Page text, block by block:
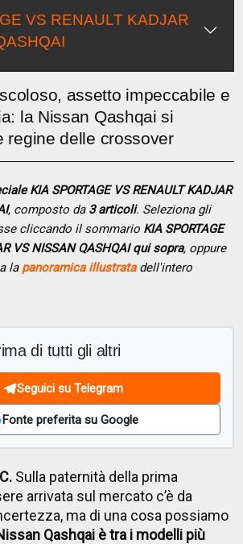
VS RENAULT KADJAR
assetto impeccabile e
la Nissan Qashqai si
regine delle crossover
KIA SPORTAGE VS RENAULT KADJAR
, composto da 3 articoli. Seleziona gli
cliccando il sommario KIA SPORTAGE
VS NISSAN QASHQAI qui sopra, oppure
la panoramica illustratadell'intero
di tutti gli altri
Seguici su Telegram
Fonte preferita su Google
Sulla paternità della prima
arrivata sul mercato c’è da
ma di una cosa possiamo
Qashqai è tra i modelli più